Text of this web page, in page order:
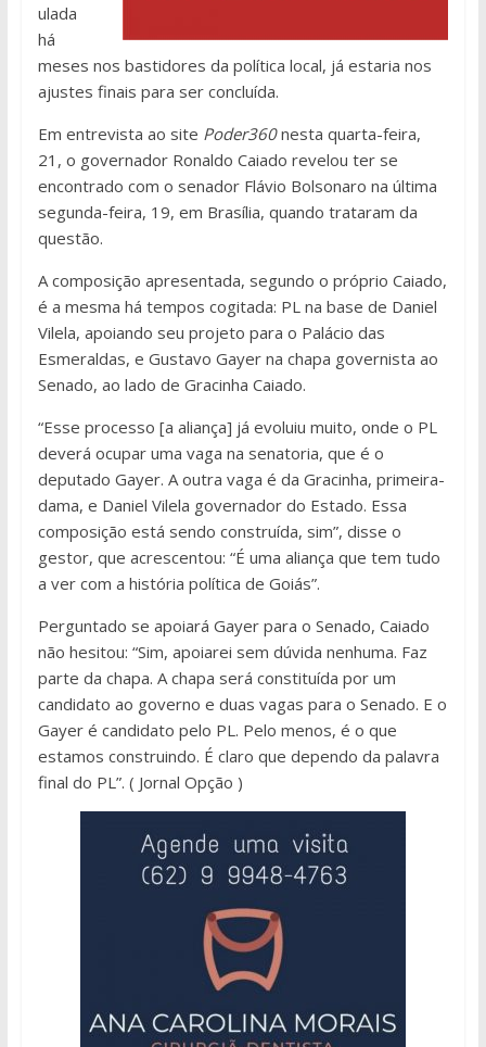
ulada
há
meses nos bastidores da política local, já estaria nos
ajustes finais para ser concluída.
Em entrevista ao site Poder360nesta quarta-feira,
21, o governador Ronaldo Caiado revelou ter se
encontrado com o senador Flávio Bolsonaro na última
segunda-feira, 19, em Brasília, quando trataram da
questão.
A composição apresentada, segundo o próprio Caiado,
é a mesma há tempos cogitada: PL na base de Daniel
Vilela, apoiando seu projeto para o Palácio das
Esmeraldas, e Gustavo Gayer na chapa governista ao
Senado, ao lado de Gracinha Caiado.
“Esse processo [a aliança] já evoluiu muito, onde o PL
deverá ocupar uma vaga na senatoria, que é o
deputado Gayer. A outra vaga é da Gracinha, primeira-
dama, e Daniel Vilela governador do Estado. Essa
composição está sendo construída, sim”, disse o
gestor, que acrescentou: “É uma aliança que tem tudo
a ver com a história política de Goiás”.
Perguntado se apoiará Gayer para o Senado, Caiado
não hesitou: “Sim, apoiarei sem dúvida nenhuma. Faz
parte da chapa. A chapa será constituída por um
candidato ao governo e duas vagas para o Senado. E o
Gayer é candidato pelo PL. Pelo menos, é o que
estamos construindo. É claro que dependo da palavra
final do PL”. ( Jornal Opção )